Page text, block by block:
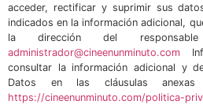
acceder, rectificar y suprimir sus
indicados en la información adicional,
la dirección del
administrador@cineenunminuto.com
consultar la información adicional y
Datos en las cláusulas
https://cineenunminuto.com/politica-